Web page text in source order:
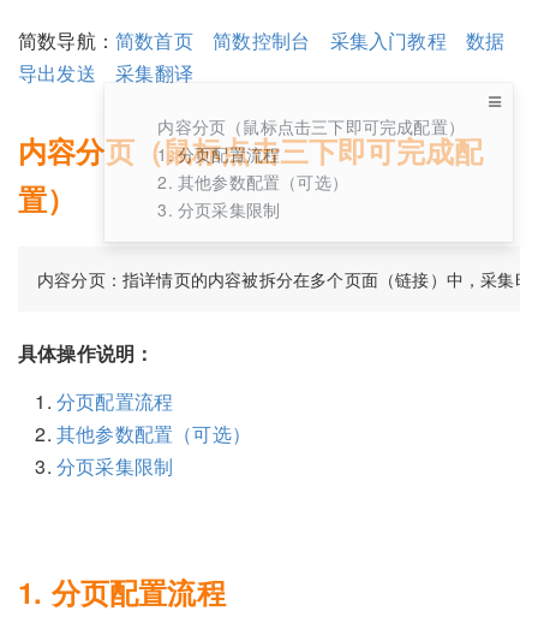
内容分页（鼠标点击三下即可完成配置）
1. 分页配置流程
2. 其他参数配置（可选）
3. 分页采集限制
简数导航： 简数首页 简数控制台 采集入门教程
数据
导出发送
采集翻译
内容分页（鼠标点击三下即可完成配
置）
具体操作说明：
分页配置流程
其他参数配置（可选）
分页采集限制
1. 分页配置流程